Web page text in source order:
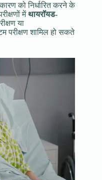
को निर्धारित करने के
मेंथायरॉयड-
या
परीक्षण शामिल हो सकते